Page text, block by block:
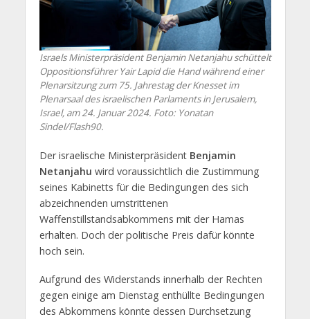
Israels Ministerpräsident Benjamin Netanjahu schüttelt
Oppositionsführer Yair Lapid die Hand während einer
Plenarsitzung zum 75. Jahrestag der Knesset im
Plenarsaal des israelischen Parlaments in Jerusalem,
Israel, am 24. Januar 2024. Foto: Yonatan
Sindel/Flash90.
Der israelische Ministerpräsident Benjamin
Netanjahu wird voraussichtlich die Zustimmung
seines Kabinetts für die Bedingungen des sich
abzeichnenden umstrittenen
Waffenstillstandsabkommens mit der Hamas
erhalten. Doch der politische Preis dafür könnte
hoch sein.
Aufgrund des Widerstands innerhalb der Rechten
gegen einige am Dienstag enthüllte Bedingungen
des Abkommens könnte dessen Durchsetzung